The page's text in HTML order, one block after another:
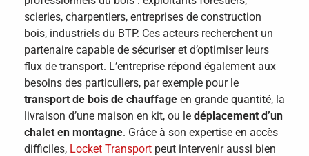
scieries, charpentiers, entreprises de construction
bois, industriels du BTP. Ces acteurs recherchent un
partenaire capable de sécuriser et d’optimiser leurs
flux de transport. L’entreprise répond également aux
besoins des particuliers, par exemple pour le
transport de bois de chauffage en grande quantité, la
livraison d’une maison en kit, ou le déplacement d’un
chalet en montagne. Grâce à son expertise en accès
difficiles, Locket Transport peut intervenir aussi bien